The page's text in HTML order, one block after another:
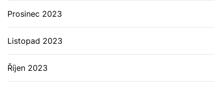
Prosinec 2023
Listopad 2023
Říjen 2023